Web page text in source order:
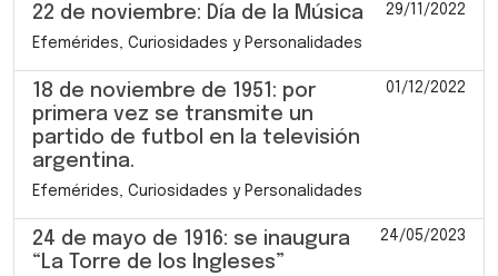
22 de noviembre: Día de la Música 29/11/2022
Efemérides, Curiosidades y Personalidades
18 de noviembre de 1951: por
primera vez se transmite un
partido de futbol en la televisión
argentina.
01/12/2022
Efemérides, Curiosidades y Personalidades
24 de mayo de 1916: se inaugura
“La Torre de los Ingleses”
24/05/2023